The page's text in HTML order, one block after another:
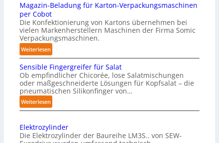
Magazin-Beladung für Karton-Verpackungsmaschinen
per Cobot
Die Konfektionierung von Kartons übernehmen bei
vielen Markenherstellern Maschinen der Firma Somic
Verpackungsmaschinen.
Weiterlesen:
M
a
g
a
z
i
-
Sensible Fingergreifer für Salat
Ob empfindlicher Chicorée, lose Salatmischungen
oder maßgeschneiderte Lösungen für Kopfsalat – die
pneumatischen Silikonfinger von…
Weiterlesen:
S
n
s
Elektrozylinder
Die Elektrozylinder der Baureihe LM3S.. von SEW-